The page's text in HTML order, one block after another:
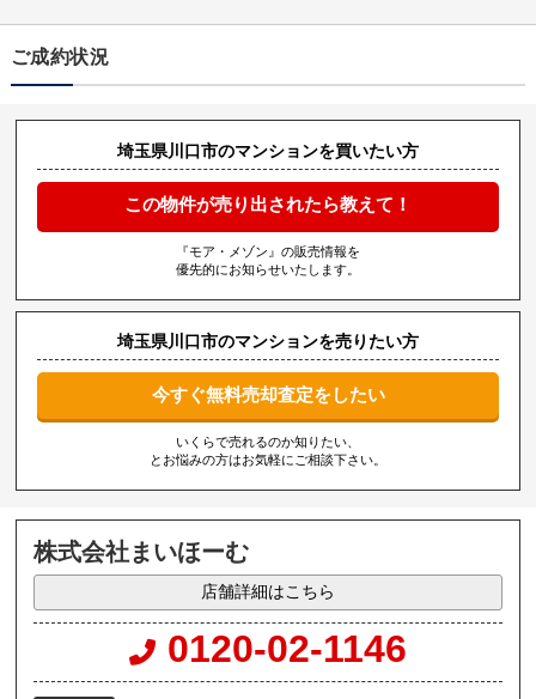
ご成約状況
埼玉県川口市のマンションを買いたい方
この物件が売り出されたら教えて！
『モア・メゾン』の販売情報を
優先的にお知らせいたします。
埼玉県川口市のマンションを売りたい方
今すぐ無料売却査定をしたい
いくらで売れるのか知りたい、
とお悩みの方はお気軽にご相談下さい。
株式会社まいほーむ
店舗詳細はこちら
0120-02-1146